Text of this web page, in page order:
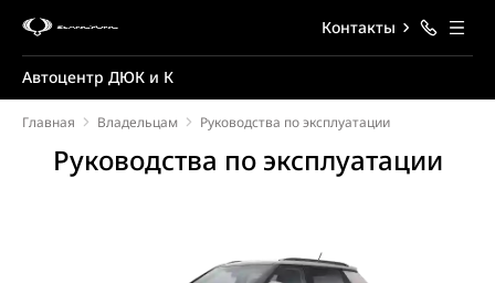
Автоцентр ДЮК и К
Контакты
Главная Владельцам Руководства по эксплуатации
Руководства по эксплуатации